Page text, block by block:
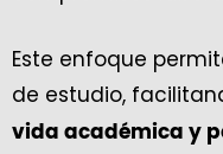
Este enfoque
de estudio,
vida académica y